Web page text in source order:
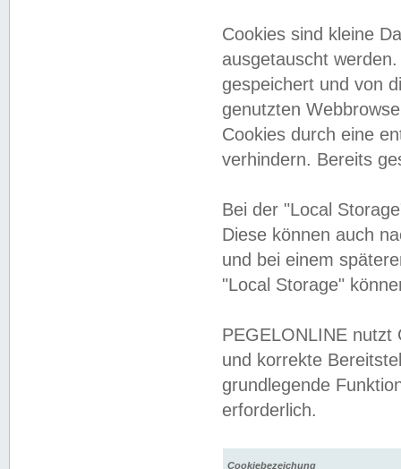
Cookies sind kleine
ausgetauscht
gespeichert und von
genutzten
Cookies durch eine
verhindern. Bereits
Bei der "Local
Diese können auch
und bei einem
"Local Storage"
PEGELONLINE nutzt
und korrekte
grundlegende
erforderlich.
Cookiebezeichung